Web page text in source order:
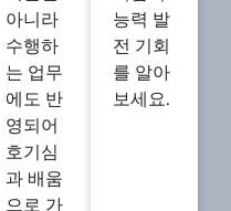
아니라
수행하
는 업무
에도 반
영되어
호기심
과 배움
으로 가
능력 발
전 기회
를 알아
보세요.